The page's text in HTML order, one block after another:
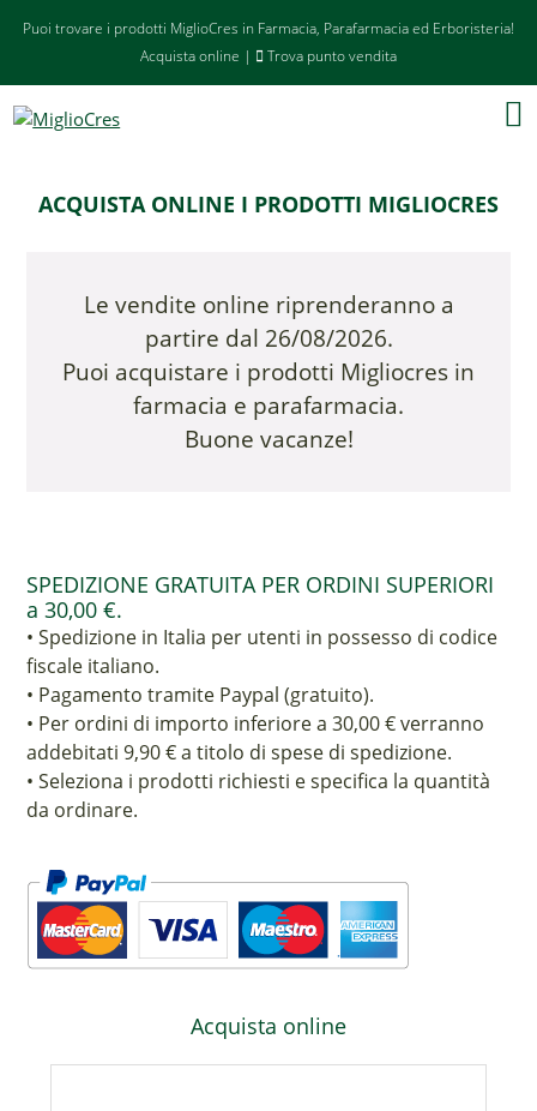
Puoi trovare i prodotti MiglioCres in Farmacia, Parafarmacia ed Erboristeria!
Acquista online | Trova punto vendita
ACQUISTA ONLINE I PRODOTTI MIGLIOCRES
Le vendite online riprenderanno a
partire dal 26/08/2026.
Puoi acquistare i prodotti Migliocres in
farmacia e parafarmacia.
Buone vacanze!
SPEDIZIONE GRATUITA PER ORDINI SUPERIORI
a 30,00 €.
• Spedizione in Italia per utenti in possesso di codice
fiscale italiano.
• Pagamento tramite Paypal (gratuito).
• Per ordini di importo inferiore a 30,00 € verranno
addebitati 9,90 € a titolo di spese di spedizione.
• Seleziona i prodotti richiesti e specifica la quantità
da ordinare.
Acquista online